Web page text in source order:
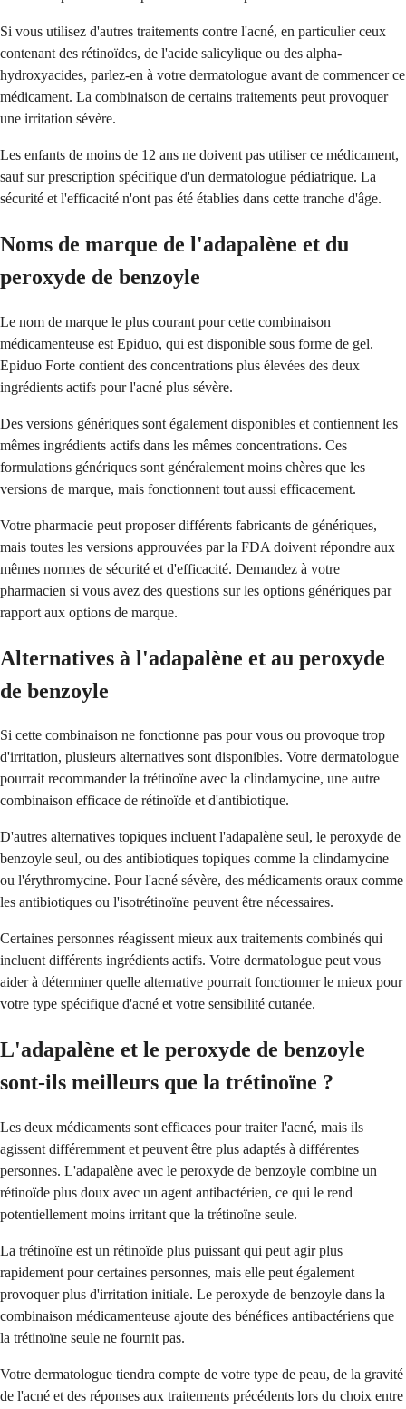
Si vous utilisez d'autres traitements contre l'acné, en particulier ceux
contenant des rétinoïdes, de l'acide salicylique ou des alpha-
hydroxyacides, parlez-en à votre dermatologue avant de commencer ce
médicament. La combinaison de certains traitements peut provoquer
une irritation sévère.
Les enfants de moins de 12 ans ne doivent pas utiliser ce médicament,
sauf sur prescription spécifique d'un dermatologue pédiatrique. La
sécurité et l'efficacité n'ont pas été établies dans cette tranche d'âge.
Noms de marque de l'adapalène et du
peroxyde de benzoyle
Le nom de marque le plus courant pour cette combinaison
médicamenteuse est Epiduo, qui est disponible sous forme de gel.
Epiduo Forte contient des concentrations plus élevées des deux
ingrédients actifs pour l'acné plus sévère.
Des versions génériques sont également disponibles et contiennent les
mêmes ingrédients actifs dans les mêmes concentrations. Ces
formulations génériques sont généralement moins chères que les
versions de marque, mais fonctionnent tout aussi efficacement.
Votre pharmacie peut proposer différents fabricants de génériques,
mais toutes les versions approuvées par la FDA doivent répondre aux
mêmes normes de sécurité et d'efficacité. Demandez à votre
pharmacien si vous avez des questions sur les options génériques par
rapport aux options de marque.
Alternatives à l'adapalène et au peroxyde
de benzoyle
Si cette combinaison ne fonctionne pas pour vous ou provoque trop
d'irritation, plusieurs alternatives sont disponibles. Votre dermatologue
pourrait recommander la trétinoïne avec la clindamycine, une autre
combinaison efficace de rétinoïde et d'antibiotique.
D'autres alternatives topiques incluent l'adapalène seul, le peroxyde de
benzoyle seul, ou des antibiotiques topiques comme la clindamycine
ou l'érythromycine. Pour l'acné sévère, des médicaments oraux comme
les antibiotiques ou l'isotrétinoïne peuvent être nécessaires.
Certaines personnes réagissent mieux aux traitements combinés qui
incluent différents ingrédients actifs. Votre dermatologue peut vous
aider à déterminer quelle alternative pourrait fonctionner le mieux pour
votre type spécifique d'acné et votre sensibilité cutanée.
L'adapalène et le peroxyde de benzoyle
sont-ils meilleurs que la trétinoïne ?
Les deux médicaments sont efficaces pour traiter l'acné, mais ils
agissent différemment et peuvent être plus adaptés à différentes
personnes. L'adapalène avec le peroxyde de benzoyle combine un
rétinoïde plus doux avec un agent antibactérien, ce qui le rend
potentiellement moins irritant que la trétinoïne seule.
La trétinoïne est un rétinoïde plus puissant qui peut agir plus
rapidement pour certaines personnes, mais elle peut également
provoquer plus d'irritation initiale. Le peroxyde de benzoyle dans la
combinaison médicamenteuse ajoute des bénéfices antibactériens que
la trétinoïne seule ne fournit pas.
Votre dermatologue tiendra compte de votre type de peau, de la gravité
de l'acné et des réponses aux traitements précédents lors du choix entre